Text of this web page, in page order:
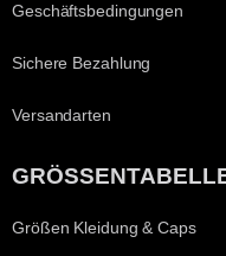
Geschäftsbedingungen
Sichere Bezahlung
Versandarten
Größen Kleidung & Caps